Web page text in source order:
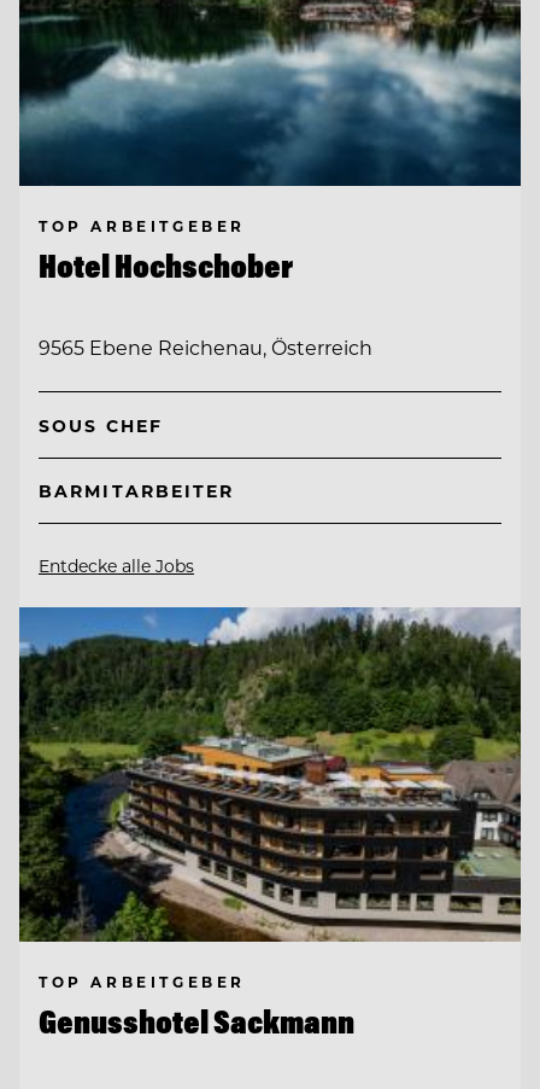
TOP ARBEITGEBER
Hotel Hochschober
9565 Ebene Reichenau, Österreich
SOUS CHEF
BARMITARBEITER
Entdecke alle Jobs
TOP ARBEITGEBER
Genusshotel Sackmann